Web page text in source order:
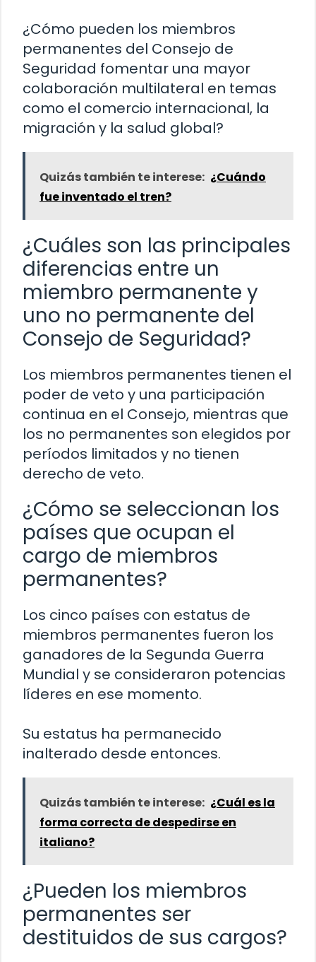
¿Cómo pueden los miembros
permanentes del Consejo de
Seguridad fomentar una mayor
colaboración multilateral en temas
como el comercio internacional, la
migración y la salud global?
Quizás también te interese: ¿Cuándo
fue inventado el tren?
¿Cuáles son las principales
diferencias entre un
miembro permanente y
uno no permanente del
Consejo de Seguridad?
Los miembros permanentes tienen el
poder de veto y una participación
continua en el Consejo, mientras que
los no permanentes son elegidos por
períodos limitados y no tienen
derecho de veto.
¿Cómo se seleccionan los
países que ocupan el
cargo de miembros
permanentes?
Los cinco países con estatus de
miembros permanentes fueron los
ganadores de la Segunda Guerra
Mundial y se consideraron potencias
líderes en ese momento.
Su estatus ha permanecido
inalterado desde entonces.
Quizás también te interese: ¿Cuál es la
forma correcta de despedirse en
italiano?
¿Pueden los miembros
permanentes ser
destituidos de sus cargos?